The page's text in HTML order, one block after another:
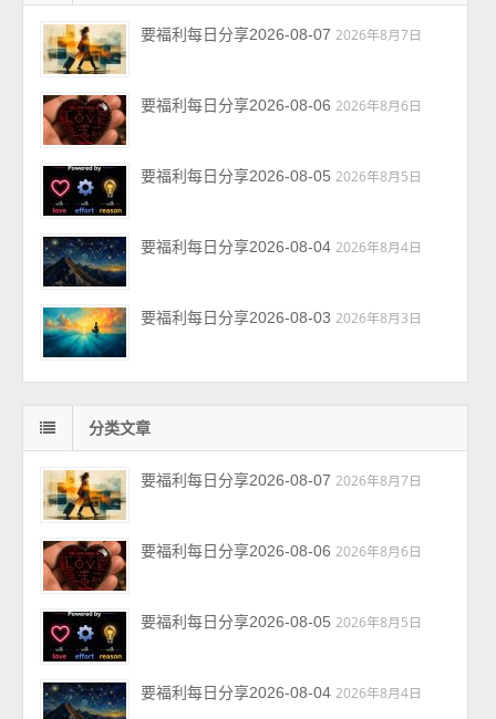
要福利每日分享2026-08-07 2026年8月7日
要福利每日分享2026-08-06 2026年8月6日
要福利每日分享2026-08-05 2026年8月5日
要福利每日分享2026-08-04 2026年8月4日
要福利每日分享2026-08-03 2026年8月3日
分类文章
要福利每日分享2026-08-07 2026年8月7日
要福利每日分享2026-08-06 2026年8月6日
要福利每日分享2026-08-05 2026年8月5日
要福利每日分享2026-08-04 2026年8月4日